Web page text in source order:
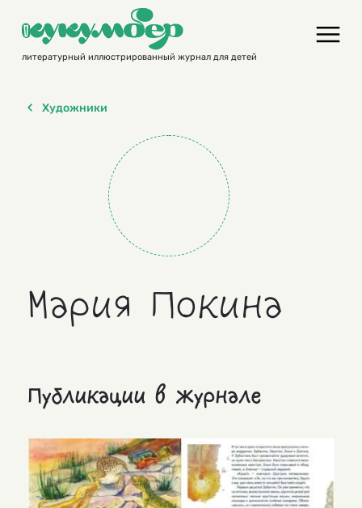
contentлитературный иллюстрированный журнал для детей
Художники
Мария Покина
Публикации в журнале